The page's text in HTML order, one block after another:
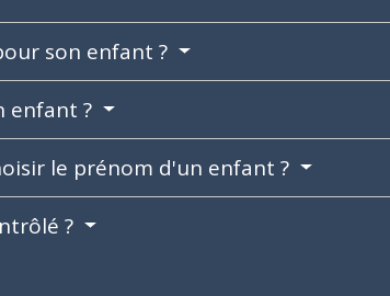
son enfant ?
enfant ?
le prénom d'un enfant ?
?